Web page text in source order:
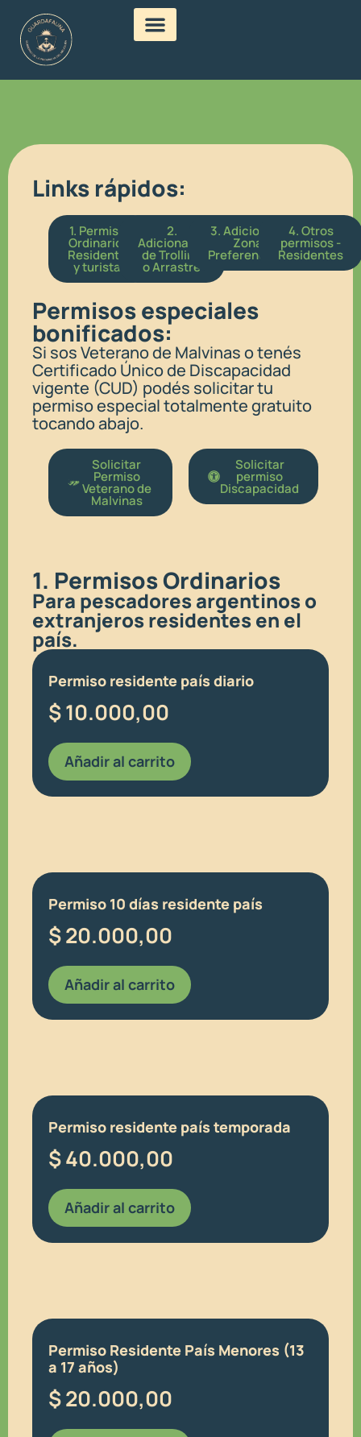
Links rápidos:
1. Permisos
Ordinarios.
Residentes
y turistas
2.
Adicionales
de Trolling
o Arrastre​
3. Adicionales
Zonas
Preferenciales​
4. Otros
permisos​ -
Residentes
Permisos especiales
bonificados:
Si sos Veterano de Malvinas o tenés
Certificado Único de Discapacidad
vigente (CUD) podés solicitar tu
permiso especial totalmente gratuito
tocando abajo.
Solicitar
Permiso
Veterano de
Malvinas
Solicitar
permiso
Discapacidad
1. Permisos Ordinarios
Para pescadores argentinos o
extranjeros residentes en el
país.
Permiso residente país diario
$10.000,00
Añadir al carrito
Permiso 10 días residente país
$20.000,00
Añadir al carrito
Permiso residente país temporada
$40.000,00
Añadir al carrito
Permiso Residente País Menores (13
a 17 años)
$20.000,00